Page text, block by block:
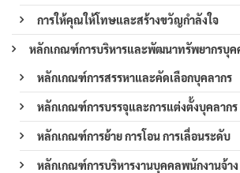
การให้คุณให้โทษและสร้างขวัญกำลังใจ
หลักเกณฑ์การบริหารและพัฒนาทรัพยากรบุค
หลักเกณฑ์การสรรหาและคัดเลือกบุคลากร
หลักเกณฑ์การบรรจุและการแต่งตั้งบุคลากร
หลักเกณฑ์การย้าย การโอน การเลื่อนระดับ
หลักเกณฑ์การบริหารงานบุคคลพนักงานจ้าง